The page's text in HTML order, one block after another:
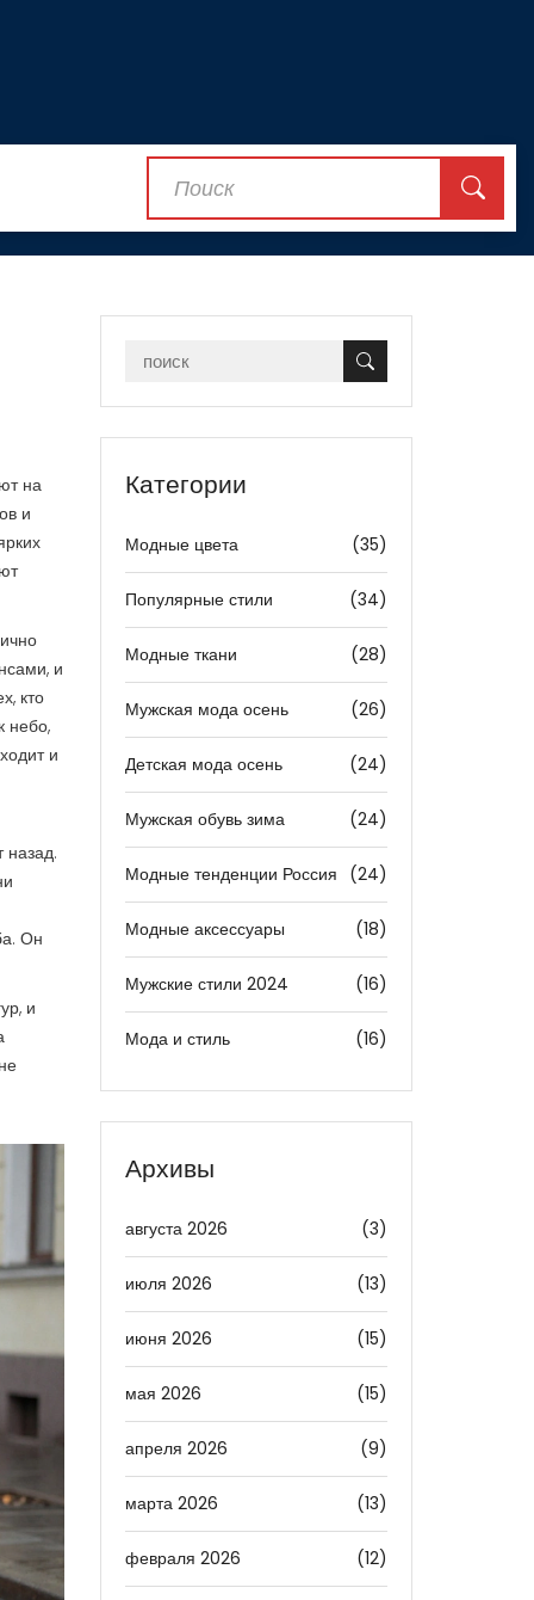
на
и
и
кто
небо,
и
Он
и
Категории
Модные цвета (35)
Популярные стили (34)
Модные ткани (28)
Мужская мода осень (26)
Детская мода осень (24)
Мужская обувь зима (24)
Модные тенденции Россия (24)
Модные аксессуары (18)
Мужские стили 2024 (16)
Мода и стиль (16)
Архивы
августа 2026 (3)
июля 2026 (13)
июня 2026 (15)
мая 2026 (15)
апреля 2026 (9)
марта 2026 (13)
февраля 2026 (12)